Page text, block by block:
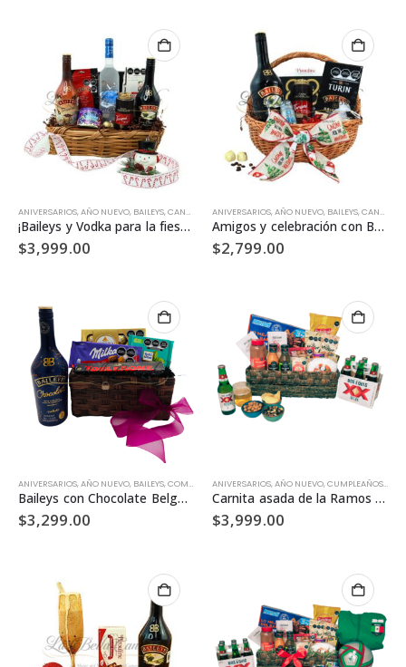
ANIVERSARIOS,AÑO NUEVO, BAILEYS,CANASTA CON LICORES ,CENAS, BRINDIS Y REGALOS HOME
¡Baileys y Vodka para la fiesta!
$3,999.00
ANIVERSARIOS,AÑO NUEVO, BAILEYS,CANASTAS DE REGALO
Amigos y celebración con Baileys
$2,799.00
ANIVERSARIOS,AÑO NUEVO, BAILEYS,COMPRAR POR OCASIÓN ,CUMPLEAÑOS,DULCES Y
Baileys con Chocolate Belga para celebrar
$3,299.00
ANIVERSARIOS,AÑO NUEVO,CUMPLEAÑOS,DÍA
Carnita asada de la Ramos para disfrutar
$3,999.00